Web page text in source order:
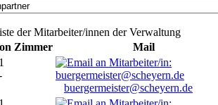
der Mitarbeiter/innen der Verwaltung
Zimmer
Mail
buergermeister@scheyern.de